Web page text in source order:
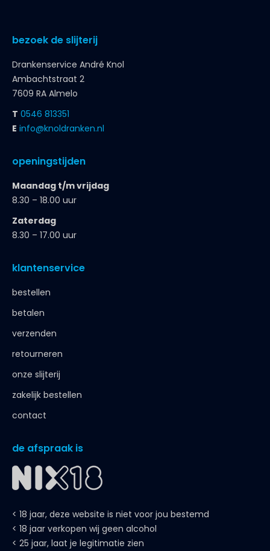
bezoek de slijterij
Drankenservice André Knol
Ambachtstraat 2
7609 RA Almelo
T 0546 813351
E info@knoldranken.nl
openingstijden
Maandag t/m vrijdag
8.30 – 18.00 uur
Zaterdag
8.30 – 17.00 uur
klantenservice
bestellen
betalen
verzenden
retourneren
onze slijterij
zakelijk bestellen
contact
de afspraak is
< 18 jaar, deze website is niet voor jou bestemd
< 18 jaar verkopen wij geen alcohol
< 25 jaar, laat je legitimatie zien